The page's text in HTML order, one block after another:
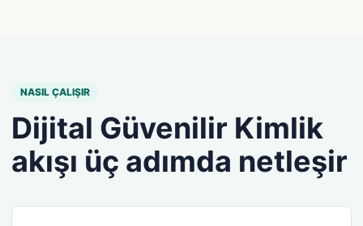
NASIL ÇALIŞIR
Dijital Güvenilir Kimlik
akışı üç adımda netleşir